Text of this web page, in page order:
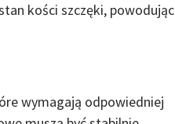
kości szczęki, powodując
wymagają odpowiedniej